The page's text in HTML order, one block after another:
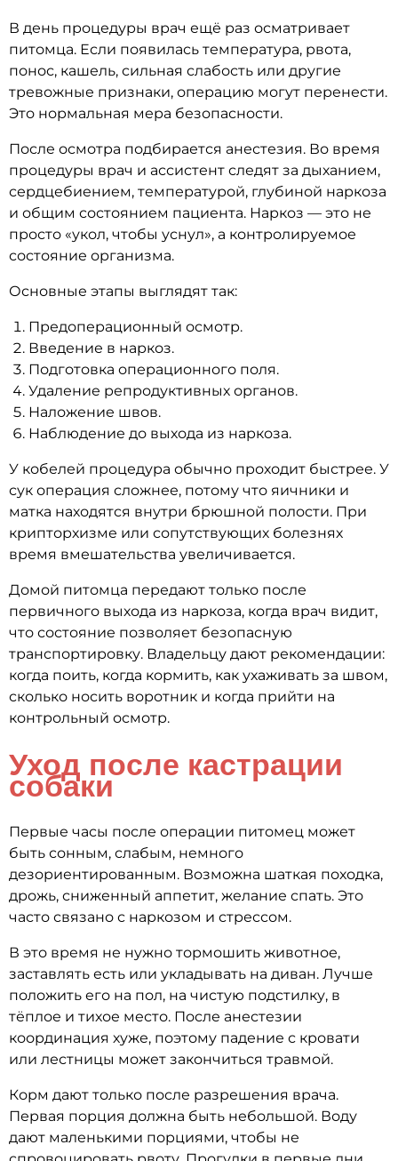
В день процедуры врач ещё раз осматривает
питомца. Если появилась температура, рвота,
понос, кашель, сильная слабость или другие
тревожные признаки, операцию могут перенести.
Это нормальная мера безопасности.
После осмотра подбирается анестезия. Во время
процедуры врач и ассистент следят за дыханием,
сердцебиением, температурой, глубиной наркоза
и общим состоянием пациента. Наркоз — это не
просто «укол, чтобы уснул», а контролируемое
состояние организма.
Основные этапы выглядят так:
Предоперационный осмотр.
Введение в наркоз.
Подготовка операционного поля.
Удаление репродуктивных органов.
Наложение швов.
Наблюдение до выхода из наркоза.
У кобелей процедура обычно проходит быстрее. У
сук операция сложнее, потому что яичники и
матка находятся внутри брюшной полости. При
крипторхизме или сопутствующих болезнях
время вмешательства увеличивается.
Домой питомца передают только после
первичного выхода из наркоза, когда врач видит,
что состояние позволяет безопасную
транспортировку. Владельцу дают рекомендации:
когда поить, когда кормить, как ухаживать за швом,
сколько носить воротник и когда прийти на
контрольный осмотр.
Уход после кастрации
собаки
Первые часы после операции питомец может
быть сонным, слабым, немного
дезориентированным. Возможна шаткая походка,
дрожь, сниженный аппетит, желание спать. Это
часто связано с наркозом и стрессом.
В это время не нужно тормошить животное,
заставлять есть или укладывать на диван. Лучше
положить его на пол, на чистую подстилку, в
тёплое и тихое место. После анестезии
координация хуже, поэтому падение с кровати
или лестницы может закончиться травмой.
Корм дают только после разрешения врача.
Первая порция должна быть небольшой. Воду
дают маленькими порциями, чтобы не